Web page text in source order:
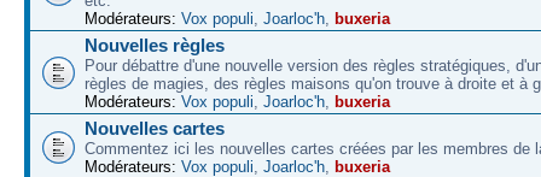
Modérateurs: Vox populi, Joarloc'h, buxeria
Nouvelles règles
Pour débattre d'une nouvelle version des règles stratégiques,
règles de magies, des règles maisons qu'on trouve à droite et à
Modérateurs: Vox populi, Joarloc'h, buxeria
Nouvelles cartes
Commentez ici les nouvelles cartes créées par les membres de
Modérateurs: Vox populi, Joarloc'h, buxeria